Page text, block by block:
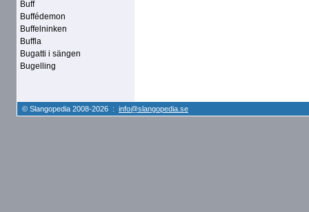
Buff
Buffédemon
Buffelninken
Buffla
Bugatti i sängen
Bugelling
© Slangopedia 2008-2026 : info@slangopedia.se